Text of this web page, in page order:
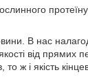
В нас
від прямих
то ж і якість